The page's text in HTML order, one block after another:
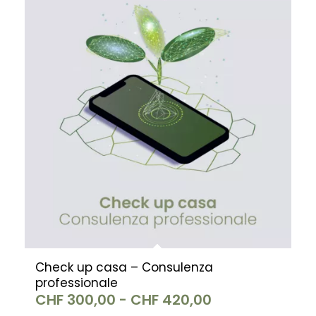
Check up casa – Consulenza
professionale
CHF300,00 - CHF420,00Fascia